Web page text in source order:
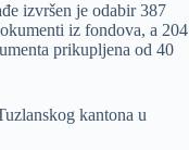
izvršen je odabir 387
iz fondova, a 204
prikupljena od 40
kantona u